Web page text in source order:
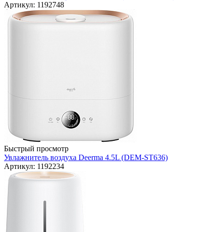
Артикул: 1192748
Быстрый просмотр
Увлажнитель воздуха Deerma 4.5L (DEM-ST636)
Артикул: 1192234